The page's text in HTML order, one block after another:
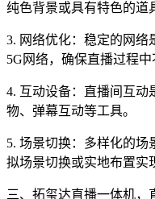
纯色背景或具有特色的道
3. 网络优化：稳定的网络
5G网络，确保直播过程中
4. 互动设备：直播间互动
物、弹幕互动等工具。
5. 场景切换：多样化的
拟场景切换或实地布置实
三、拓玺达直播一体机，